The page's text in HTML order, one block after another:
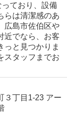
ており、設備
らは清潔感のあ
広島市佐伯区や
近でなら、お客
っと見つかりま
スタッフまでお
３丁目1-23 アー